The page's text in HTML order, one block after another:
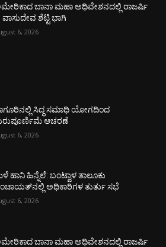
ಬಾನಾ ಮಹಾ ಅಧಿವೇಶನದಲ್ಲಿ ರಾಜರ್ಷಿ
ವಾಸುದೇವ ಶೆಟ್ಟಿ ಭಾಗಿ
6, 2026
ಸಿದ್ಧ ಸಮಾಧಿ ಯೋಗದಿಂದ
ಆಚರಣೆ
6, 2026
ಹಾನಿ ಹಿನ್ನೆಲೆ: ಬಂಟ್ವಾಳ ತಾಲೂಕು
ಅಧಿಕಾರಿಗಳ ತುರ್ತು ಸಭೆ
6, 2026
ಬಾನಾ ಮಹಾ ಅಧಿವೇಶನದಲ್ಲಿ ರಾಜರ್ಷಿ